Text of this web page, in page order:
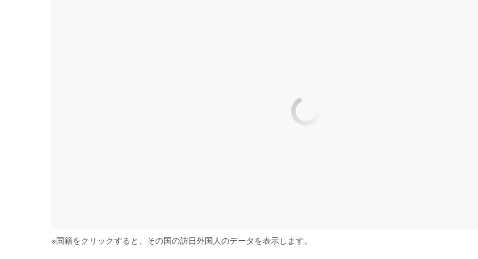
※国籍をクリックすると、その国の訪日外国人のデータを表示します。